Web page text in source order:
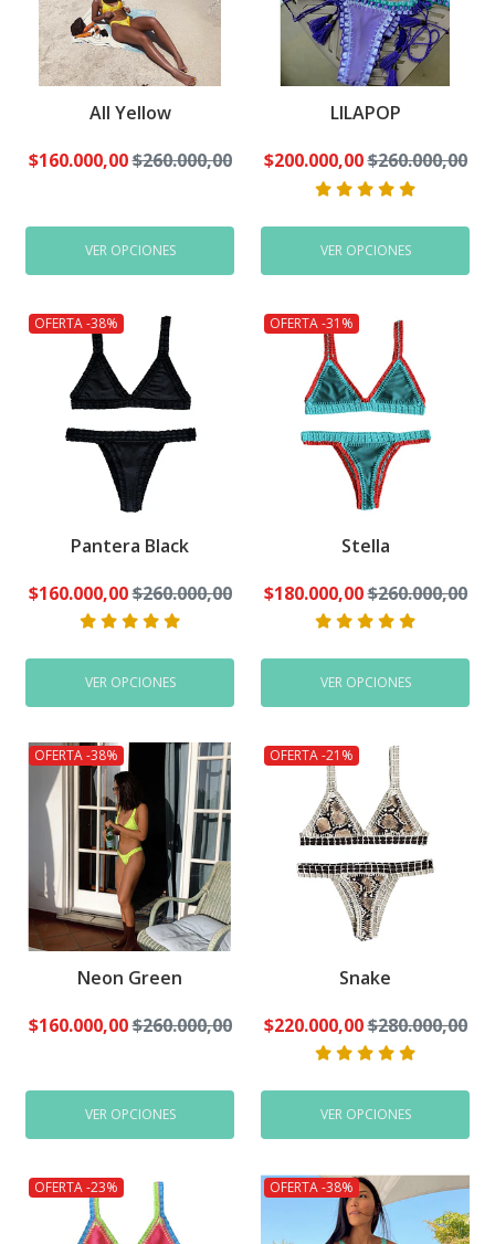
All Yellow
$160.000,00$260.000,00
VER OPCIONES
LILAPOP
$200.000,00$260.000,00
VER OPCIONES
OFERTA -38%
Pantera Black
$160.000,00$260.000,00
VER OPCIONES
OFERTA -31%
Stella
$180.000,00$260.000,00
VER OPCIONES
OFERTA -38%
Neon Green
$160.000,00$260.000,00
VER OPCIONES
OFERTA -21%
Snake
$220.000,00$280.000,00
VER OPCIONES
OFERTA -23% OFERTA -38%